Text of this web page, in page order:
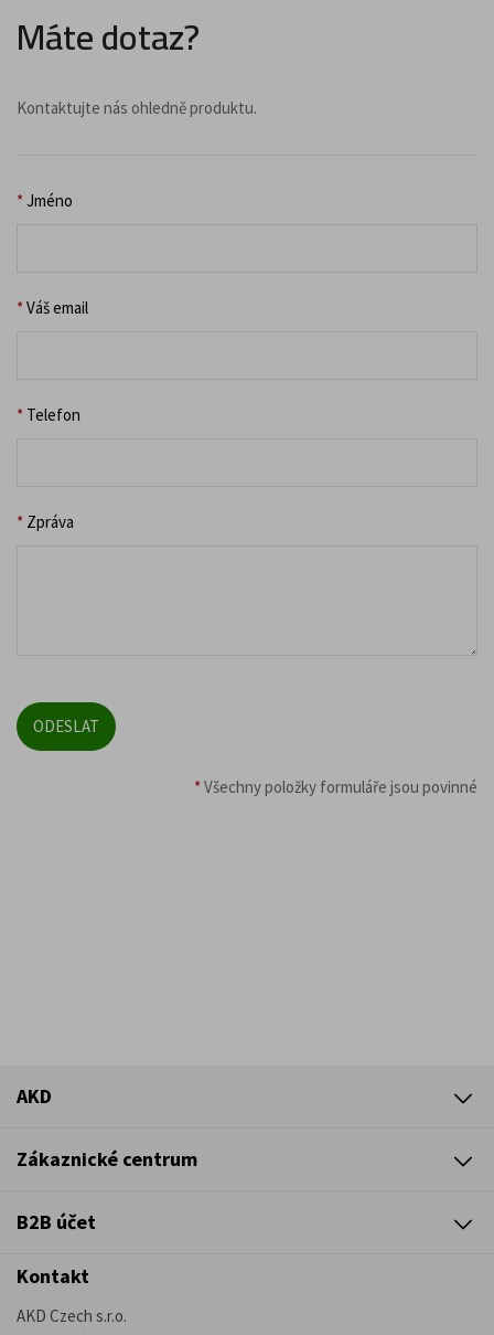
Máte dotaz?
Kontaktujte nás ohledně produktu.
*Jméno
*Váš email
* Telefon
* Zpráva
*Všechny položky formuláře jsou povinné
AKD
Zákaznické centrum
B2B účet
Kontakt
AKD Czech s.r.o.